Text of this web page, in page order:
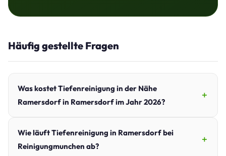
Häufig gestellte Fragen
Was kostet Tiefenreinigung in der Nähe
Ramersdorf in Ramersdorf im Jahr 2026?
Wie läuft Tiefenreinigung in Ramersdorf bei
Reinigungmunchen ab?